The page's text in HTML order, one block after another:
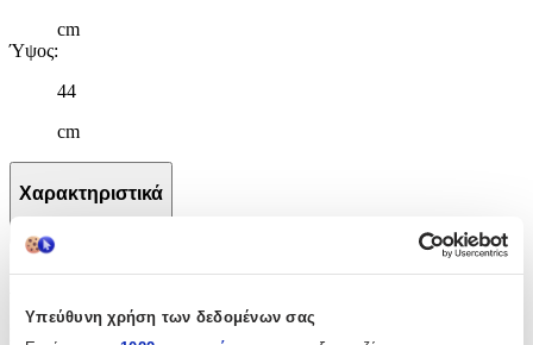
Υπεύθυνη χρήση των δεδομένων σας
cm
Ύψος:
44
cm
Χαρακτηριστικά
Χαρακτηριστικά